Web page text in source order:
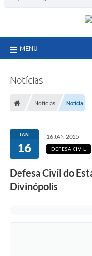
MENU
Notícias
Notícias Notícia
JAN
16
16 JAN 2025
DEFESA CIVIL
Defesa Civil do
Divinópolis